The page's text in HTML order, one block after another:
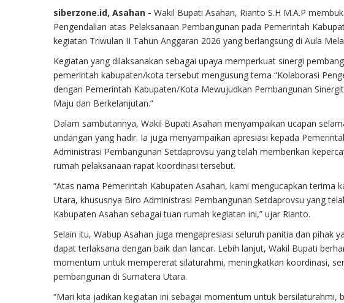
siberzone.id, Asahan - Wakil Bupati Asahan, Rianto S.H M.A.P
Pengendalian atas Pelaksanaan Pembangunan pada Pemerintah
kegiatan Triwulan II Tahun Anggaran 2026 yang berlangsung di Aula
Kegiatan yang dilaksanakan sebagai upaya memperkuat sinergi
pemerintah kabupaten/kota tersebut mengusung tema “Kolaborasi
dengan Pemerintah Kabupaten/Kota Mewujudkan Pembangunan
Maju dan Berkelanjutan.”
Dalam sambutannya, Wakil Bupati Asahan menyampaikan ucapan
undangan yang hadir. Ia juga menyampaikan apresiasi kepada
Administrasi Pembangunan Setdaprovsu yang telah memberikan
rumah pelaksanaan rapat koordinasi tersebut.
“Atas nama Pemerintah Kabupaten Asahan, kami mengucapkan terima
Utara, khususnya Biro Administrasi Pembangunan Setdaprovsu yang
Kabupaten Asahan sebagai tuan rumah kegiatan ini,” ujar Rianto.
Selain itu, Wabup Asahan juga mengapresiasi seluruh panitia dan pihak
dapat terlaksana dengan baik dan lancar. Lebih lanjut, Wakil Bupati
momentum untuk mempererat silaturahmi, meningkatkan koordinasi,
pembangunan di Sumatera Utara.
“Mari kita jadikan kegiatan ini sebagai momentum untuk bersilaturahmi,